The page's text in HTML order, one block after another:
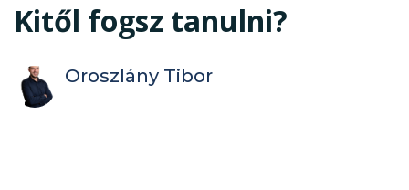
Kitől fogsz tanulni?
Oroszlány Tibor